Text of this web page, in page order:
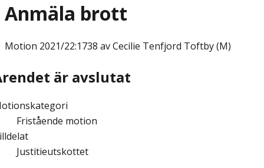
Anmäla brott
Motion 2021/22:1738 av Cecilie Tenfjord Toftby (M)
är avslutat
Fristående motion
Justitieutskottet